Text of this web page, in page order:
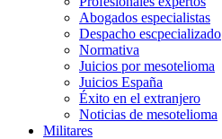
Abogados especialistas
Despacho escpecializado
Normativa
Juicios por mesotelioma
Juicios España
Éxito en el extranjero
Noticias de mesotelioma
Militares